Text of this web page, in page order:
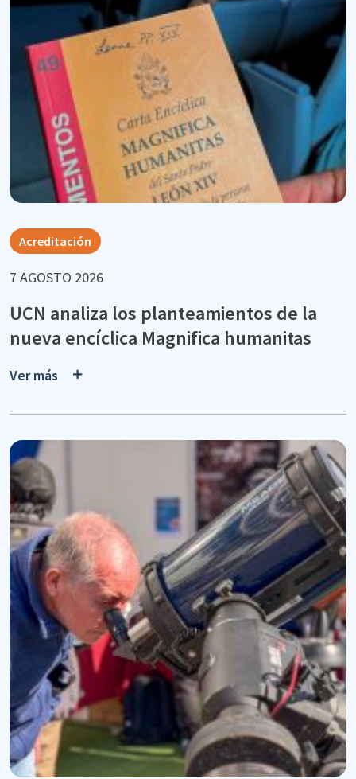
Acreditación
7 AGOSTO 2026
UCN analiza los planteamientos de la
nueva encíclica Magnifica humanitas
Ver más